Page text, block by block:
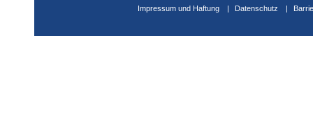
Impressum und Haftung Datenschutz